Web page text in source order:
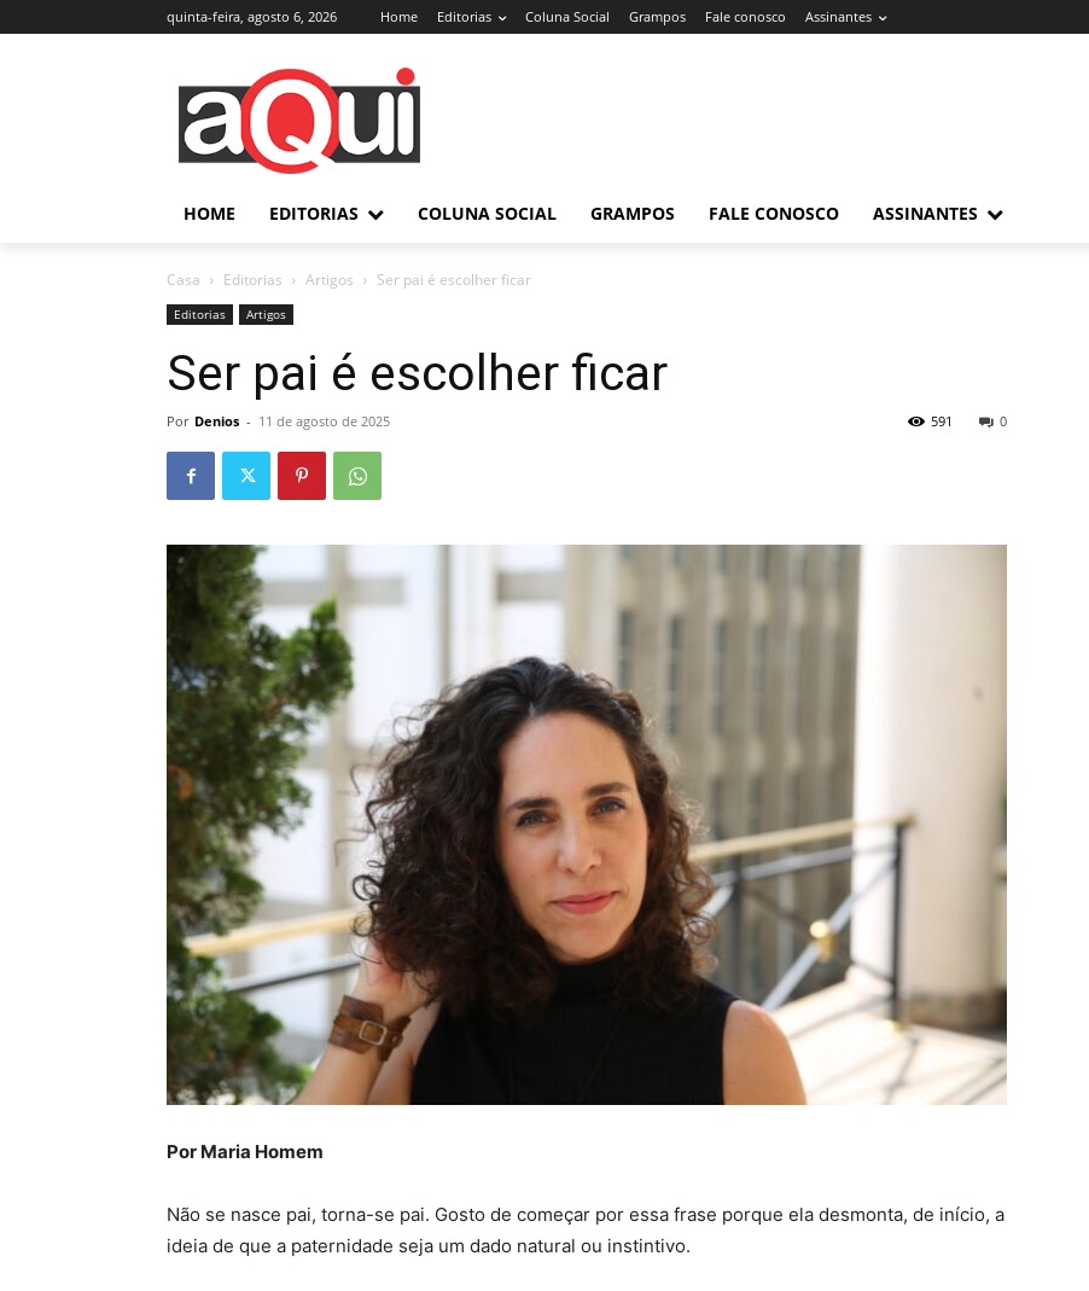
quinta-feira, agosto 6, 2026 Home Editorias Coluna Social Grampos Fale conosco Assinantes
HOME EDITORIAS COLUNA SOCIAL GRAMPOS FALE CONOSCO ASSINANTES
Casa Editorias Artigos Ser pai é escolher ficar
Editorias Artigos
Ser pai é escolher ficar
Por Denios - 11 de agosto de 2025 0
591
Por Maria Homem
Não se nasce pai, torna-se pai. Gosto de começar por essa frase porque ela desmonta, de início, a
ideia de que a paternidade seja um dado natural ou instintivo.